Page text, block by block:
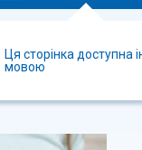
Ця сторінка доступна
мовою